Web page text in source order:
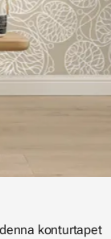
konturtapet